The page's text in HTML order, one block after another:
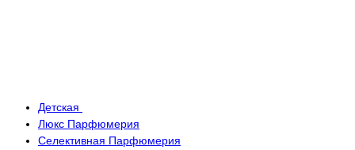
Детская
Люкс Парфюмерия
Селективная Парфюмерия